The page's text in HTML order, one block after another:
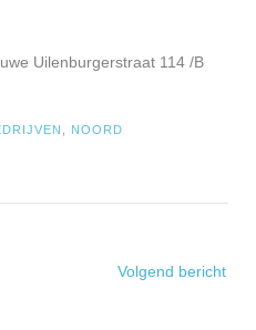
Uilenburgerstraat 114 /B
NOORD
Volgend bericht